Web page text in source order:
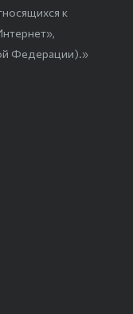
к
Федерации).»